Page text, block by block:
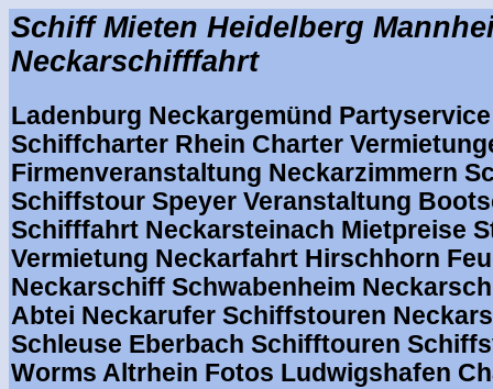
Schiff Mieten Heidelberg
Neckarschifffahrt
Ladenburg Neckargemünd
Schiffcharter Rhein Charter
Firmenveranstaltung Neckarzimmern
Schiffstour Speyer Veranstaltung
Schifffahrt Neckarsteinach Mietpreise
Vermietung Neckarfahrt Hirschhorn
Neckarschiff Schwabenheim
Abtei Neckarufer Schiffstouren
Schleuse Eberbach Schifftouren
Worms Altrhein Fotos Ludwigshafen